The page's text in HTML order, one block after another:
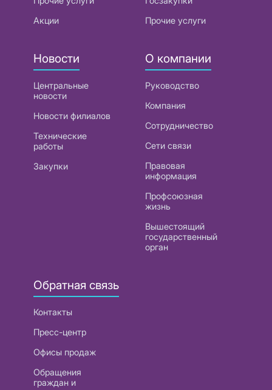
Акции
Прочие услуги
Новости
Центральные
новости
Новости филиалов
Технические
работы
Закупки
О компании
Руководство
Компания
Сотрудничество
Сети связи
Правовая
информация
Профсоюзная
жизнь
Вышестоящий
государственный
орган
Обратная связь
Контакты
Пресс-центр
Офисы продаж
Обращения
граждан и